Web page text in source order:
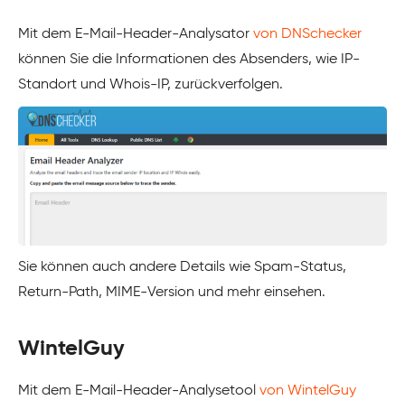
Mit dem E-Mail-Header-Analysator von DNSchecker
können Sie die Informationen des Absenders, wie IP-
Standort und Whois-IP, zurückverfolgen.
Sie können auch andere Details wie Spam-Status,
Return-Path, MIME-Version und mehr einsehen.
WintelGuy
Mit dem E-Mail-Header-Analysetool von WintelGuy